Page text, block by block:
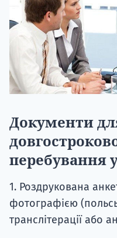
Документи
перебування
1. Роздрукована
фотографією
транслітерації або